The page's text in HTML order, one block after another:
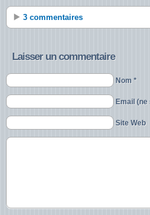
3 commentaires
Laisser un commentaire
Nom *
Email
Site Web